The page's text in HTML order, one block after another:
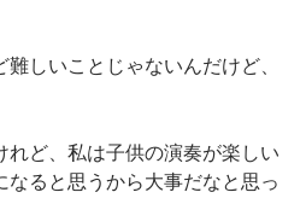
しいことじゃないんだけど、
れど、私は子供の演奏が楽しい
なると思うから大事だなと思っ